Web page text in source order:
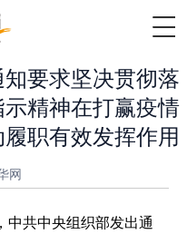
要求坚决贯彻落
精神在打赢疫情
职有效发挥作用
网
共中央组织部发出通